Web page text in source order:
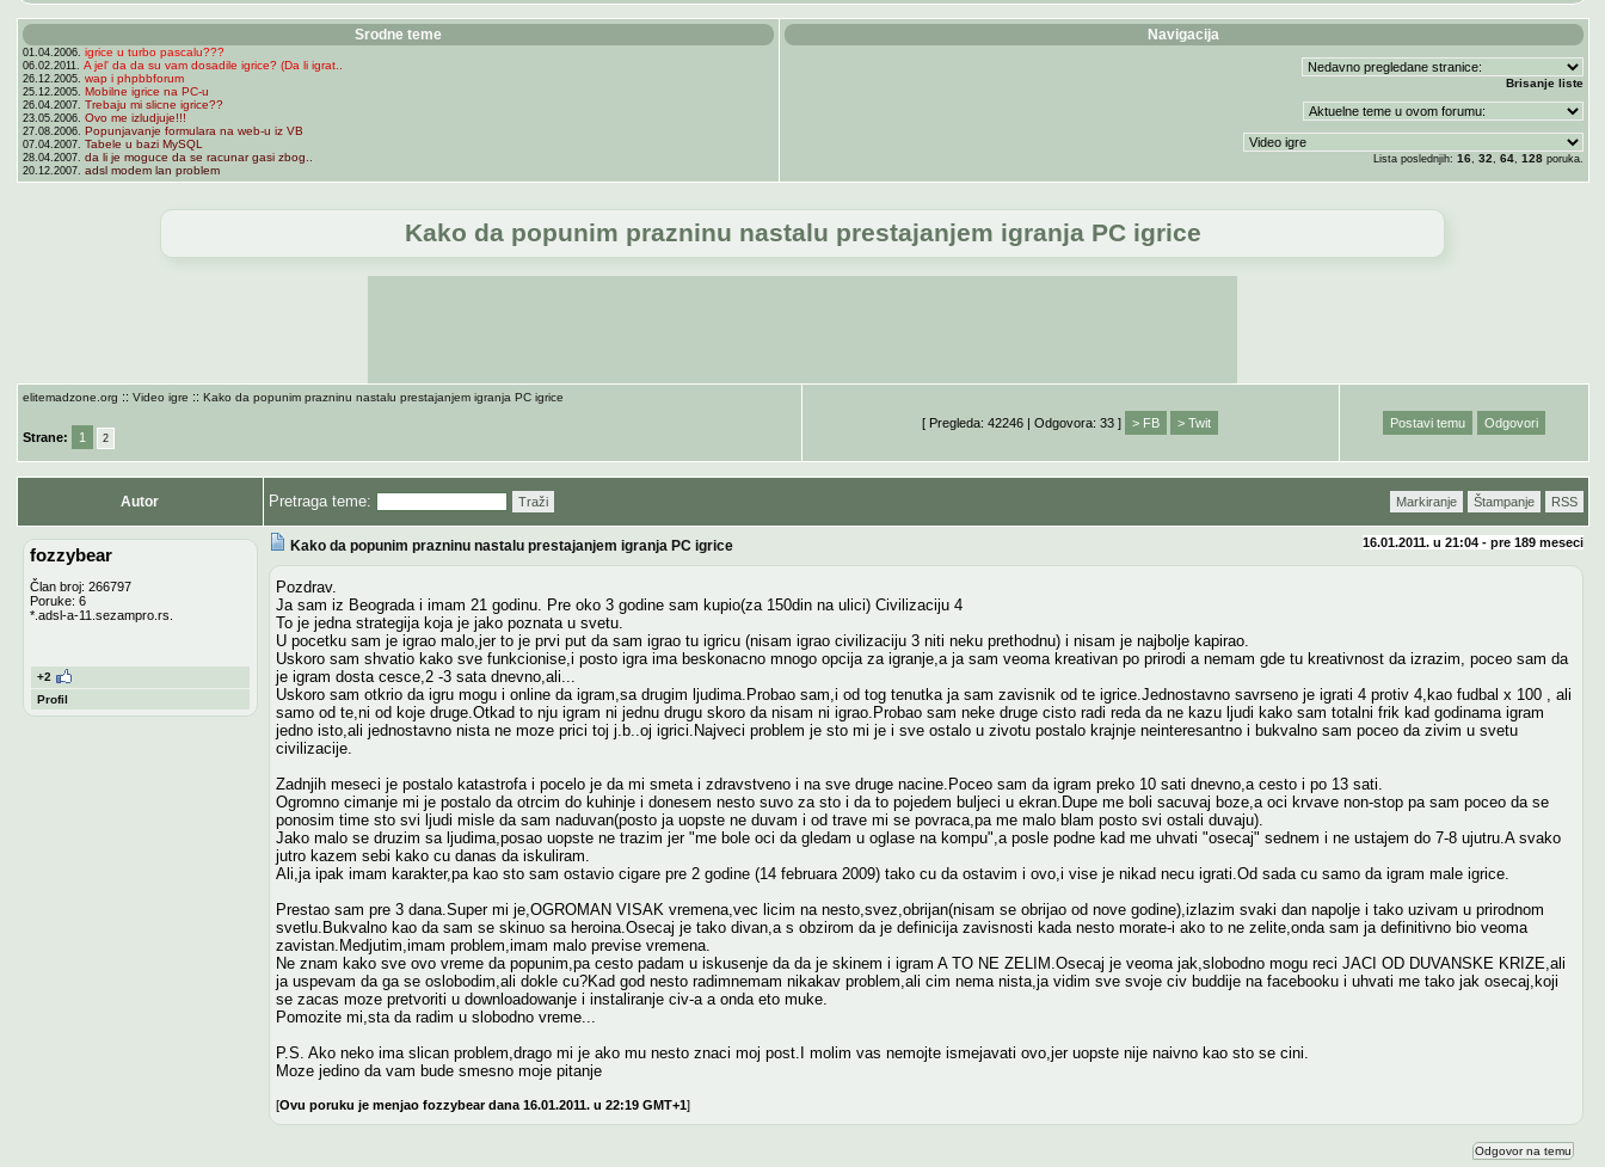
Srodne teme
01.04.2006. igrice u turbo pascalu???
06.02.2011. A jel' da da su vam dosadile igrice? (Da li igrat..
26.12.2005. wap i phpbbforum
25.12.2005. Mobilne igrice na PC-u
26.04.2007. Trebaju mi slicne igrice??
23.05.2006. Ovo me izludjuje!!!
27.08.2006. Popunjavanje formulara na web-u iz VB
07.04.2007. Tabele u bazi MySQL
28.04.2007. da li je moguce da se racunar gasi zbog..
20.12.2007. adsl modem lan problem
Navigacija
Brisanje liste
Lista poslednjih: 16, 32 64, 128poruka.
Kako da popunim prazninu nastalu prestajanjem igranja PC igrice
elitemadzone.org :: Video igre :: Kako da popunim prazninu nastalu prestajanjem igranja PC igrice
Strane: 1 2
[ Pregleda: 42246 | Odgovora: 33 ] > FB > Twit Postavi temu Odgovori
Autor Pretraga teme: Traži Markiranje Štampanje RSS
fozzybear
Član broj: 266797
Poruke: 6
*.adsl-a-11.sezampro.rs.
+2
Profil
Kako da popunim prazninu nastalu prestajanjem igranja PC igrice 16.01.2011. u 21:04 - pre 189 meseci
Pozdrav.
Ja sam iz Beograda i imam 21 godinu. Pre oko 3 godine sam kupio(za 150din na ulici) Civilizaciju 4
To je jedna strategija koja je jako poznata u svetu.
U pocetku sam je igrao malo,jer to je prvi put da sam igrao tu igricu (nisam igrao civilizaciju 3 niti neku prethodnu) i nisam je najbolje kapirao.
Uskoro sam shvatio kako sve funkcionise,i posto igra ima beskonacno mnogo opcija za igranje,a ja sam veoma kreativan po prirodi a nemam gde tu kreativnost da izrazim, poceo sam da
je igram dosta cesce,2 -3 sata dnevno,ali...
Uskoro sam otkrio da igru mogu i online da igram,sa drugim ljudima.Probao sam,i od tog tenutka ja sam zavisnik od te igrice.Jednostavno savrseno je igrati 4 protiv 4,kao fudbal x 100 , ali
samo od te,ni od koje druge.Otkad to nju igram ni jednu drugu skoro da nisam ni igrao.Probao sam neke druge cisto radi reda da ne kazu ljudi kako sam totalni frik kad godinama igram
jedno isto,ali jednostavno nista ne moze prici toj j.b..oj igrici.Najveci problem je sto mi je i sve ostalo u zivotu postalo krajnje neinteresantno i bukvalno sam poceo da zivim u svetu
civilizacije.
Zadnjih meseci je postalo katastrofa i pocelo je da mi smeta i zdravstveno i na sve druge nacine.Poceo sam da igram preko 10 sati dnevno,a cesto i po 13 sati.
Ogromno cimanje mi je postalo da otrcim do kuhinje i donesem nesto suvo za sto i da to pojedem buljeci u ekran.Dupe me boli sacuvaj boze,a oci krvave non-stop pa sam poceo da se
ponosim time sto svi ljudi misle da sam naduvan(posto ja uopste ne duvam i od trave mi se povraca,pa me malo blam posto svi ostali duvaju).
Jako malo se druzim sa ljudima,posao uopste ne trazim jer "me bole oci da gledam u oglase na kompu",a posle podne kad me uhvati "osecaj" sednem i ne ustajem do 7-8 ujutru.A svako
jutro kazem sebi kako cu danas da iskuliram.
Ali,ja ipak imam karakter,pa kao sto sam ostavio cigare pre 2 godine (14 februara 2009) tako cu da ostavim i ovo,i vise je nikad necu igrati.Od sada cu samo da igram male igrice.
Prestao sam pre 3 dana.Super mi je,OGROMAN VISAK vremena,vec licim na nesto,svez,obrijan(nisam se obrijao od nove godine),izlazim svaki dan napolje i tako uzivam u prirodnom
svetlu.Bukvalno kao da sam se skinuo sa heroina.Osecaj je tako divan,a s obzirom da je definicija zavisnosti kada nesto morate-i ako to ne zelite,onda sam ja definitivno bio veoma
zavistan.Medjutim,imam problem,imam malo previse vremena.
Ne znam kako sve ovo vreme da popunim,pa cesto padam u iskusenje da da je skinem i igram A TO NE ZELIM.Osecaj je veoma jak,slobodno mogu reci JACI OD DUVANSKE KRIZE,ali
ja uspevam da ga se oslobodim,ali dokle cu?Kad god nesto radimnemam nikakav problem,ali cim nema nista,ja vidim sve svoje civ buddije na facebooku i uhvati me tako jak osecaj,koji
se zacas moze pretvoriti u downloadowanje i instaliranje civ-a a onda eto muke.
Pomozite mi,sta da radim u slobodno vreme...
P.S. Ako neko ima slican problem,drago mi je ako mu nesto znaci moj post.I molim vas nemojte ismejavati ovo,jer uopste nije naivno kao sto se cini.
Moze jedino da vam bude smesno moje pitanje
[Ovu poruku je menjao fozzybear dana 16.01.2011. u 22:19 GMT+1]
Odgovor na temu